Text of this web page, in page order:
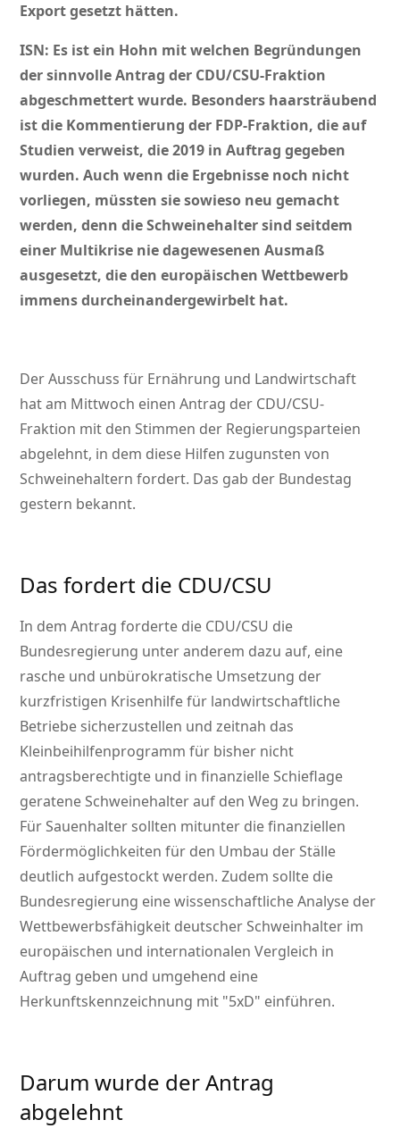
Export gesetzt hätten.
ISN: Es ist ein Hohn mit welchen Begründungen
der sinnvolle Antrag der CDU/CSU-Fraktion
abgeschmettert wurde. Besonders haarsträubend
ist die Kommentierung der FDP-Fraktion, die auf
Studien verweist, die 2019 in Auftrag gegeben
wurden. Auch wenn die Ergebnisse noch nicht
vorliegen, müssten sie sowieso neu gemacht
werden, denn die Schweinehalter sind seitdem
einer Multikrise nie dagewesenen Ausmaß
ausgesetzt, die den europäischen Wettbewerb
immens durcheinandergewirbelt hat.
Der Ausschuss für Ernährung und Landwirtschaft
hat am Mittwoch einen Antrag der CDU/CSU-
Fraktion mit den Stimmen der Regierungsparteien
abgelehnt, in dem diese Hilfen zugunsten von
Schweinehaltern fordert. Das gab der Bundestag
gestern bekannt.
Das fordert die CDU/CSU
In dem Antrag forderte die CDU/CSU die
Bundesregierung unter anderem dazu auf, eine
rasche und unbürokratische Umsetzung der
kurzfristigen Krisenhilfe für landwirtschaftliche
Betriebe sicherzustellen und zeitnah das
Kleinbeihilfenprogramm für bisher nicht
antragsberechtigte und in finanzielle Schieflage
geratene Schweinehalter auf den Weg zu bringen.
Für Sauenhalter sollten mitunter die finanziellen
Fördermöglichkeiten für den Umbau der Ställe
deutlich aufgestockt werden. Zudem sollte die
Bundesregierung eine wissenschaftliche Analyse der
Wettbewerbsfähigkeit deutscher Schweinhalter im
europäischen und internationalen Vergleich in
Auftrag geben und umgehend eine
Herkunftskennzeichnung mit 5xD einführen.
Darum wurde der Antrag
abgelehnt